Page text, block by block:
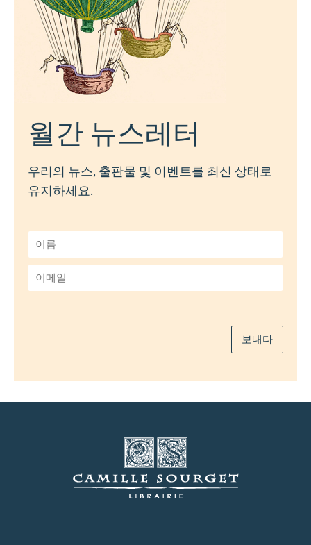
월간 뉴스레터
우리의 뉴스, 출판물 및 이벤트를 최신 상태로
유지하세요.
름
*
메
보내다